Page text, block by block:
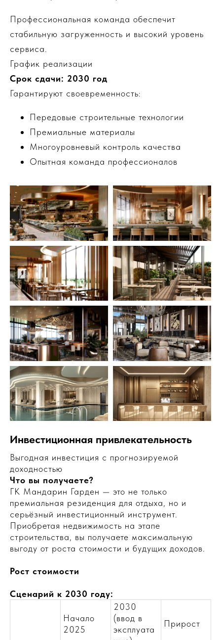
Профессиональная команда обеспечит
стабильную загруженность и высокий уровень
сервиса.
График реализации
Срок сдачи: 2030 год
Гарантируют своевременность:
Передовые строительные технологии
Премиальные материалы
Многоуровневый контроль качества
Опытная команда профессионалов
Инвестиционная привлекательность
Выгодная инвестиция с прогнозируемой
доходностью
Что вы получаете?
ГК Мандарин Гарден — это не только
премиальная резиденция для отдыха, но и
серьёзный инвестиционный инструмент.
Приобретая недвижимость на этапе
строительства, вы получаете максимальную
выгоду от роста стоимости и будущих доходов.
Рост стоимости
Сценарий к 2030 году:
Начало
2025
2030
(ввод в
эксплуата
Прирост